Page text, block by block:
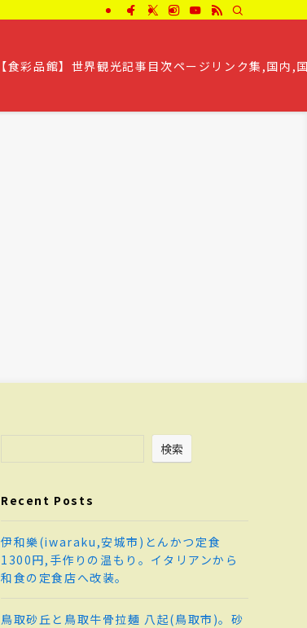
【食彩品館】世界観光記事目次ページリンク集,国
検索
Recent Posts
伊和樂(iwaraku,安城市)とんかつ定食
1300円,手作りの温もり。イタリアンから
和食の定食店へ改装。
鳥取砂丘と鳥取牛骨拉麺 八起(鳥取市)。砂